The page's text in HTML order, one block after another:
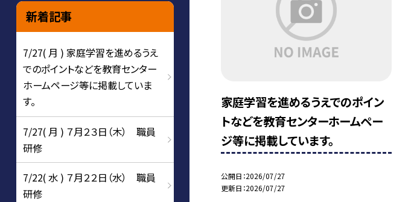
家庭学習を進めるうえでのポイン
トなどを教育センターホームペー
ジ等に掲載しています。
公開日 2026/07/27
更新日 2026/07/27
新着記事
7/27( 月 ) 家庭学習を進めるうえ
でのポイントなどを教育センター
ホームページ等に掲載していま
す。
7/27( 月 ) ７月２３日（木） 職員
研修
7/22( 水 ) ７月２２日（水） 職員
研修